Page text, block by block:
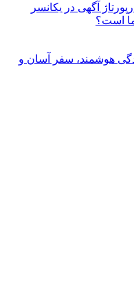
آگهی در یکانسر
است؟
هوشمند، سفر آسان و